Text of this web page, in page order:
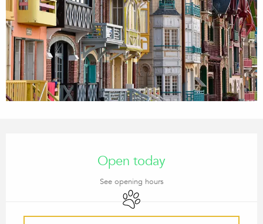
Open today
See opening hours
Animals accepted